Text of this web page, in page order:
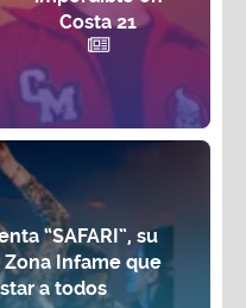
Costa 21
“SAFARI”, su
Infame que
a todos